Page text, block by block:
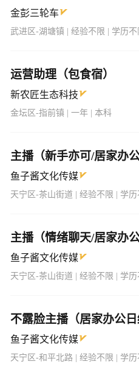
金彭三轮车
武进区-湖塘镇 | 经验不限 | 学历不
运营助理（包食宿）
新农匠生态科技
金坛区-指前镇 | 一年 | 本科
主播（新手亦可/居家办公
鱼子酱文化传媒
天宁区-茶山街道 | 经验不限 | 学历
主播（情绪聊天/居家办公
鱼子酱文化传媒
天宁区-茶山街道 | 经验不限 | 学历
不露脸主播（居家办公日
鱼子酱文化传媒
天宁区-和平北路 | 经验不限 | 学历